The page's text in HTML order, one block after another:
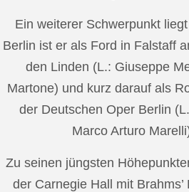
Ein weiterer Schwerpunkt
Berlin ist er als Ford in Falstaff
den Linden (L.: Giuseppe
Martone) und kurz darauf als
der Deutschen Oper Berlin
Marco Arturo
Zu seinen jüngsten
der Carnegie Hall mit